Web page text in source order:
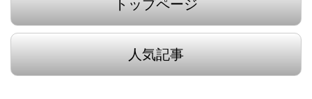
トップページ
人気記事